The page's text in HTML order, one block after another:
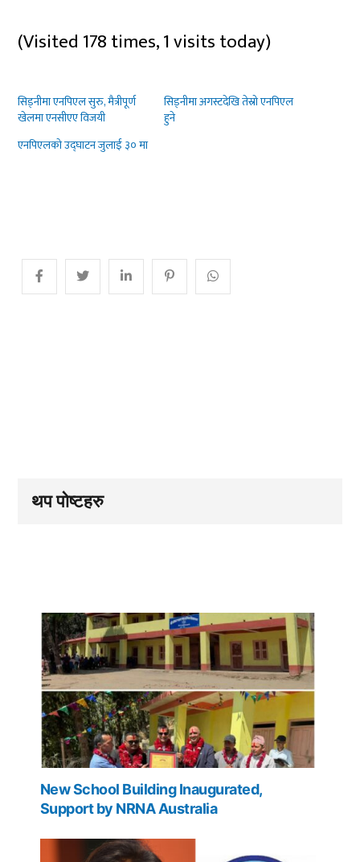
(Visited 178 times, 1 visits today)
सिड्नीमा एनपिएल सुरु, मैत्रीपूर्ण
खेलमा एनसीएए विजयी
सिड्नीमा अगस्टदेखि तेस्रो एनपिएल
हुने
एनपिएलको उद्घाटन जुलाई ३० मा
थप पोष्टहरु
New School Building Inaugurated,
Support by NRNA Australia